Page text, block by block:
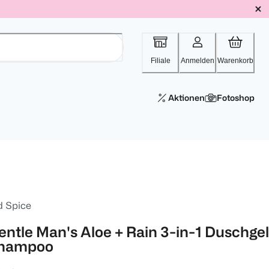
Filiale Anmelden Warenkorb
Aktionen Fotoshop
Spice
Man's Aloe + Rain 3-in-1